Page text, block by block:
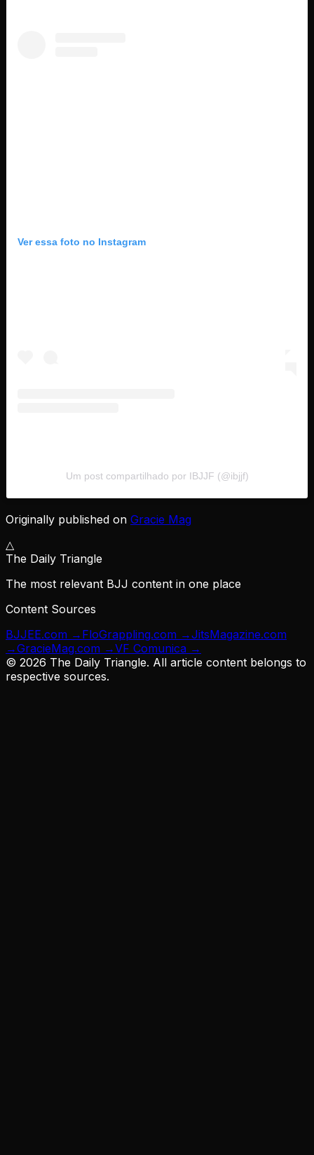
Ver essa foto no Instagram
Um post compartilhado por IBJJF (@ibjjf)
Originally published on Gracie Mag
△
The Daily Triangle
The most relevant BJJ content in one place
Content Sources
BJJEE.com → FloGrappling.com →JitsMagazine.com
→GracieMag.com →VF Comunica →
© 2026 The Daily Triangle. All article content belongs to
respective sources.